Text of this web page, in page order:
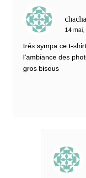
14 mai,
trés sympa ce t-
l'ambiance des
gros bisous